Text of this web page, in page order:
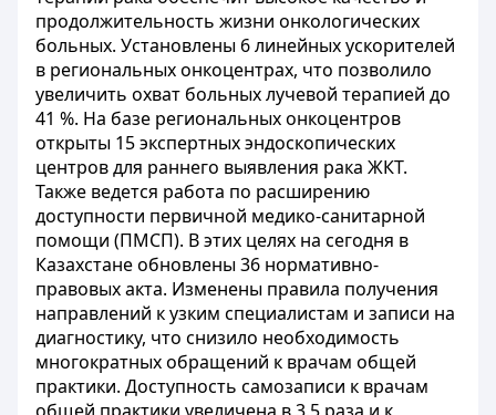
продолжительность жизни онкологических
больных. Установлены 6 линейных ускорителей
в региональных онкоцентрах, что позволило
увеличить охват больных лучевой терапией до
41 %. На базе региональных онкоцентров
открыты 15 экспертных эндоскопических
центров для раннего выявления рака ЖКТ.
Также ведется работа по расширению
доступности первичной медико-санитарной
помощи (ПМСП). В этих целях на сегодня в
Казахстане обновлены 36 нормативно-
правовых акта. Изменены правила получения
направлений к узким специалистам и записи на
диагностику, что снизило необходимость
многократных обращений к врачам общей
практики. Доступность самозаписи к врачам